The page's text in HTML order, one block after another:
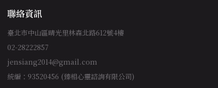
聯絡資訊
臺北市中山區晴光里林森北路612號4樓
02-28222857
jensiang2014@gmail.com
統編：93520456 (臻相心靈諮詢有限公司)